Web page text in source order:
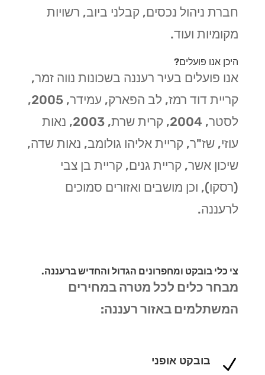
חברת ניהול נכסים, קבלני ביוב, רשויות
מקומיות ועוד.
היכן אנו פועלים?
אנו פועלים בעיר רעננה בשכונות נווה זמר,
קריית דוד רמז, לב הפארק, עמידר, 2005,
לסטר, 2004, קרית שרת, 2003, נאות
עוזי, שז"ר, קריית אליהו גולומב, נאות שדה,
שיכון אשר, קריית גנים, קריית בן צבי
(רסקו), וכן מושבים ואזורים סמוכים
לרעננה.
צי כלי בובקט ומחפרונים הגדול והחדיש ברעננה.
מבחר כלים לכל מטרה במחירים
המשתלמים באזור רעננה:
N בובקט אופני